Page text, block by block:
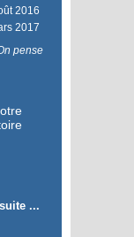
2016
2017
pense
...